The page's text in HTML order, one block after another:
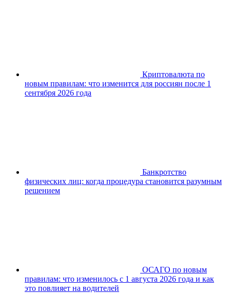
Криптовалюта по
новым правилам: что изменится для россиян после 1
сентября 2026 года
Банкротство
физических лиц: когда процедура становится разумным
решением
ОСАГО по новым
правилам: что изменилось с 1 августа 2026 года и как
это повлияет на водителей